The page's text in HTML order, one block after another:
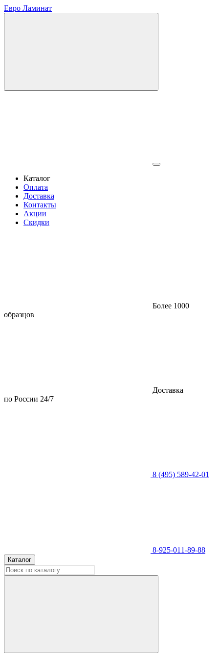
Евро Ламинат
Каталог
Оплата
Доставка
Контакты
Акции
Скидки
Более 1000
образцов
Доставка
по России 24/7
8 (495) 589-42-01
8-925-011-89-88
Каталог